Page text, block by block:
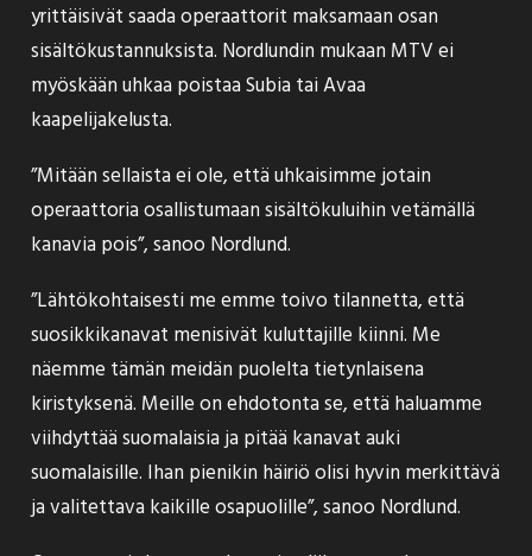
yrittäisivät saada operaattorit maksamaan osan
sisältökustannuksista. Nordlundin mukaan MTV ei
myöskään uhkaa poistaa Subia tai Avaa
kaapelijakelusta.
”Mitään sellaista ei ole, että uhkaisimme jotain
operaattoria osallistumaan sisältökuluihin vetämällä
kanavia pois”, sanoo Nordlund.
”Lähtökohtaisesti me emme toivo tilannetta, että
suosikkikanavat menisivät kuluttajille kiinni. Me
näemme tämän meidän puolelta tietynlaisena
kiristyksenä. Meille on ehdotonta se, että haluamme
viihdyttää suomalaisia ja pitää kanavat auki
suomalaisille. Ihan pienikin häiriö olisi hyvin merkittävä
ja valitettava kaikille osapuolille”,sanoo Nordlund.